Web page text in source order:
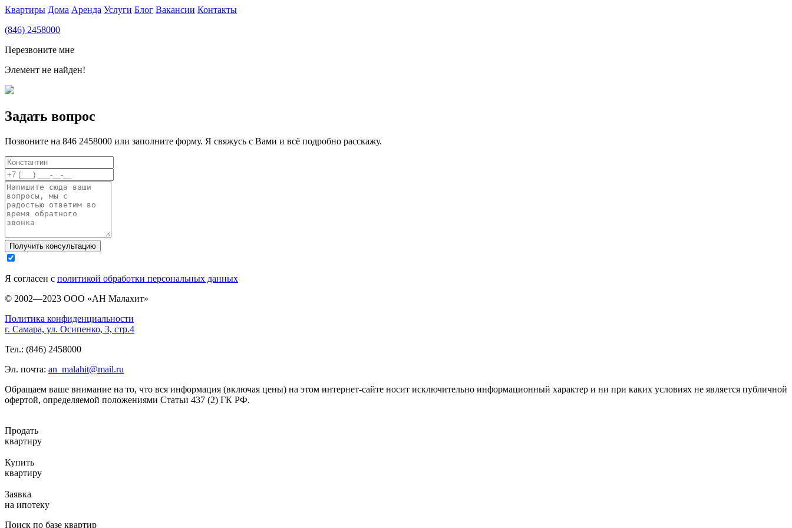
Квартиры Дома Аренда Услуги Блог Вакансии Контакты
(846) 2458000
Перезвоните мне
Элемент не найден!
Задать вопрос
Позвоните на 846 2458000 или заполните форму. Я свяжусь с Вами и всё подробно расскажу.
Я согласен с политикой обработки персональных данных
© 2002—2023 ООО «АН Малахит»
Политика конфиденциальности
г. Самара, ул. Осипенко, 3, стр.4
Тел.: (846) 2458000
Эл. почта: an_malahit@mail.ru
Обращаем ваше внимание на то, что вся информация (включая цены) на этом интернет-сайте носит исключительно информационный характер и ни при каких условиях не является публичной
офертой, определяемой положениями Статьи 437 (2) ГК РФ.
Продать
квартиру
Купить
квартиру
Заявка
на ипотеку
Поиск по базе квартир